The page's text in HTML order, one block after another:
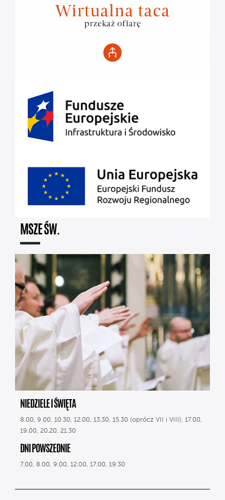
MSZE ŚW.
NIEDZIELE I ŚWIĘTA
8.00, 9.00, 10.30, 12.00, 13.30, 15.30 (oprócz VII i VIII), 17.00,
19.00, 20.20, 21.30
DNI POWSZEDNIE
7.00, 8.00, 9.00, 12.00, 17.00, 19.30